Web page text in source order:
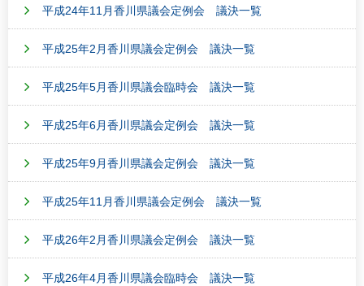
平成24年11月香川県議会定例会 議決一覧
平成25年2月香川県議会定例会 議決一覧
平成25年5月香川県議会臨時会 議決一覧
平成25年6月香川県議会定例会 議決一覧
平成25年9月香川県議会定例会 議決一覧
平成25年11月香川県議会定例会 議決一覧
平成26年2月香川県議会定例会 議決一覧
平成26年4月香川県議会臨時会 議決一覧